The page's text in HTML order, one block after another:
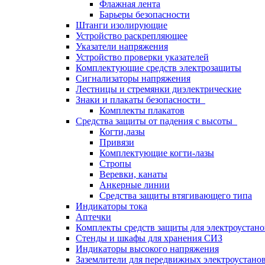
Флажная лента
Барьеры безопасности
Штанги изолирующие
Устройство раскрепляющее
Указатели напряжения
Устройство проверки указателей
Комплектующие средств электрозащиты
Сигнализаторы напряжения
Лестницы и стремянки диэлектрические
Знаки и плакаты безопасности
Комплекты плакатов
Средства защиты от падения с высоты
Когти,лазы
Привязи
Комплектующие когти-лазы
Стропы
Веревки, канаты
Анкерные линии
Средства защиты втягивающего типа
Индикаторы тока
Аптечки
Комплекты средств защиты для
Стенды и шкафы для хранения СИЗ
Индикаторы высокого напряжения
Заземлители для передвижных